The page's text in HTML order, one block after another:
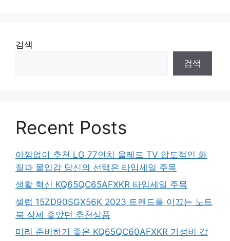
검색
검색
Recent Posts
아낌없이 추천 LG 77인치 올레드 TV 압도적인 화
질과 몰입감 당신의 선택은 타임세일 주목
생활 혁신 KQ65QC65AFXKR 타임세일 주목
셀럽 15ZD90SGX56K 2023 트렌드를 이끄는 노트
북 상세 좋았던 추천상품
미리 준비하기 좋은 KQ65QC60AFXKR 가성비 갑